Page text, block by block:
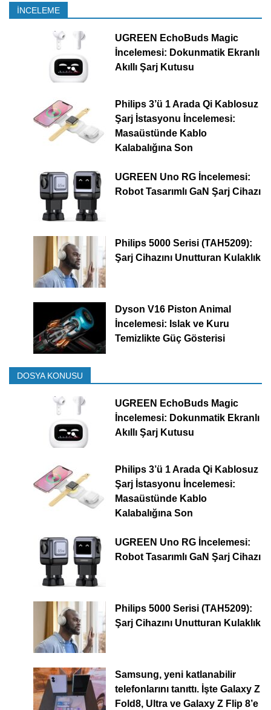
İNCELEME
UGREEN EchoBuds Magic
İncelemesi: Dokunmatik Ekranlı
Akıllı Şarj Kutusu
Philips 3’ü 1 Arada Qi Kablosuz
Şarj İstasyonu İncelemesi:
Masaüstünde Kablo
Kalabalığına Son
UGREEN Uno RG İncelemesi:
Robot Tasarımlı GaN Şarj Cihazı
Philips 5000 Serisi (TAH5209):
Şarj Cihazını Unutturan Kulaklık
Dyson V16 Piston Animal
İncelemesi: Islak ve Kuru
Temizlikte Güç Gösterisi
DOSYA KONUSU
UGREEN EchoBuds Magic
İncelemesi: Dokunmatik Ekranlı
Akıllı Şarj Kutusu
Philips 3’ü 1 Arada Qi Kablosuz
Şarj İstasyonu İncelemesi:
Masaüstünde Kablo
Kalabalığına Son
UGREEN Uno RG İncelemesi:
Robot Tasarımlı GaN Şarj Cihazı
Philips 5000 Serisi (TAH5209):
Şarj Cihazını Unutturan Kulaklık
Samsung, yeni katlanabilir
telefonlarını tanıttı. İşte Galaxy Z
Fold8, Ultra ve Galaxy Z Flip 8’e